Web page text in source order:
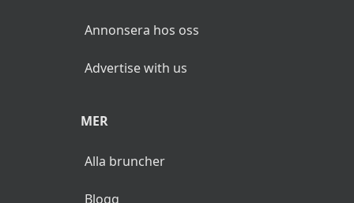
Annonsera hos oss
Advertise with us
MER
Alla bruncher
Blogg